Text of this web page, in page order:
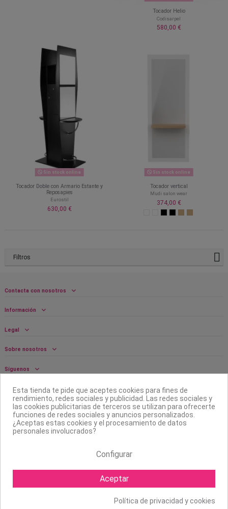
Tocador Helio
Codisarpel
580,00 €
Sin stock online
Tocador Doble con Armario Estante y
Reposapies
Eurostil
630,00 €
Sin stock online
Tocador vertical
Mudi salon wear
374,00 €
Filtros
Contacta con nosotros
Información
Legal
Sobre nosotros
Síguenos
Boletín
Esta tienda te pide que aceptes cookies para fines de
rendimiento, redes sociales y publicidad. Las redes sociales y
las cookies publicitarias de terceros se utilizan para ofrecerte
funciones de redes sociales y anuncios personalizados.
¿Aceptas estas cookies y el procesamiento de datos
personales involucrados?
Configurar
Aceptar
Política de privacidad y cookies